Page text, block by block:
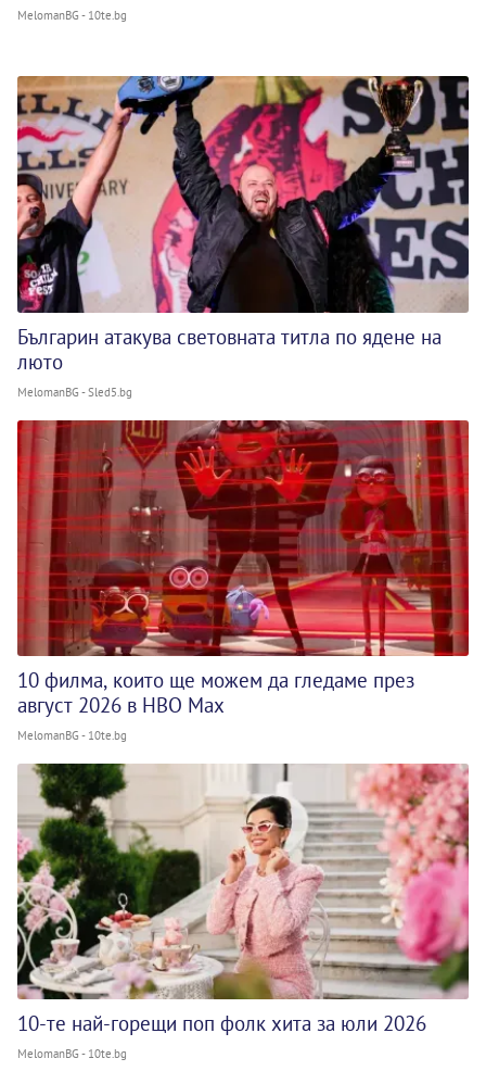
MelomanBG - 10te.bg
Българин атакува световната титла по ядене на
люто
MelomanBG - Sled5.bg
10 филма, които ще можем да гледаме през
август 2026 в HBO Max
MelomanBG - 10te.bg
10-те най-горещи поп фолк хита за юли 2026
MelomanBG - 10te.bg